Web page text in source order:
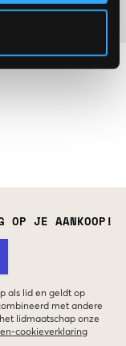
OP JE AANKOOP!
als lid en geldt op
met andere
lidmaatschap onze
cookieverklaring